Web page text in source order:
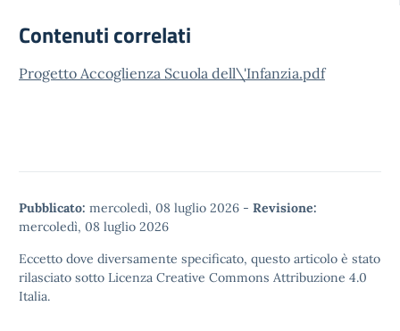
Contenuti correlati
Progetto Accoglienza Scuola dell\'Infanzia.pdf
Pubblicato: mercoledì, 08 luglio 2026 - Revisione:
mercoledì, 08 luglio 2026
Eccetto dove diversamente specificato, questo articolo è stato
rilasciato sotto Licenza Creative Commons Attribuzione 4.0
Italia.